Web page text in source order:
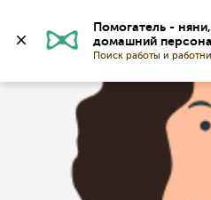
Помогатель - няни,